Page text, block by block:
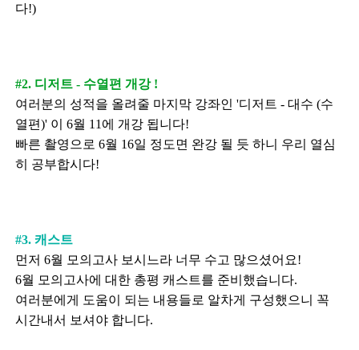
다!)
#2. 디저트 - 수열편 개강 !
여러분의 성적을 올려줄 마지막 강좌인 '디저트 - 대수 (수
열편)' 이 6월 11에 개강 됩니다!
빠른 촬영으로 6월 16일 정도면 완강 될 듯 하니 우리 열심
히 공부합시다!
#3. 캐스트
먼저 6월 모의고사 보시느라 너무 수고 많으셨어요!
6월 모의고사에 대한 총평 캐스트를 준비했습니다.
여러분에게 도움이 되는 내용들로 알차게 구성했으니 꼭
시간내서 보셔야 합니다.